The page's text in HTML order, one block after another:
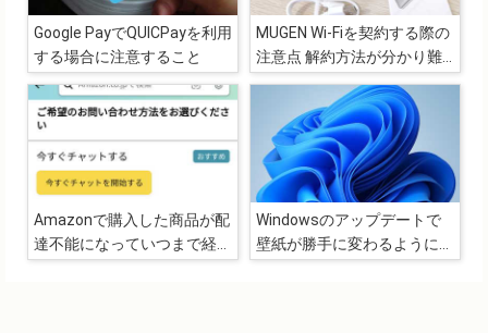
Google PayでQUICPayを利用
する場合に注意すること
MUGEN Wi-Fiを契約する際の
注意点 解約方法が分かり難
すぎるので正直おすすめしま
Amazonで購入した商品が配
達不能になっていつまで経っ
Windowsのアップデートで
壁紙が勝手に変わるようにな